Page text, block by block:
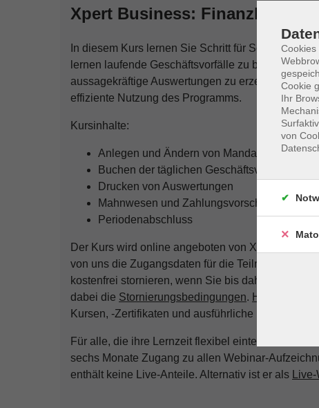
Xpert Business:
In diesem Kurs lernen Sie Schritt für Schritt die
lernen laufende Geschäftsvorfälle zu buchen,
aussagekräftige Auswertungen zu erzeugen. An
effiziente Nutzung des Programms.
Kursinhalte:
Anlegen und Ändern von
Buchen der täglichen Geschäftsvorfälle
Drucken von Auswertungen
Mahnwesen und Zahlungsvorschlag
Periodenabschluss
Der Kurs wird online angeboten von Xpert
von uns die Zugangsdaten für die Teilnahme. Sie
kostenfrei stornieren, wenn Sie bis dahin
dabei die Stornierungsbedingungen. Hier
finden
Kursen, -Zertifikaten und ausführliche
Für alle, die ihre Lernzeit flexibel einteilen wollen:
sechs Monate Zugang zu allen Webinar-
enthält keine Live-Anteile. Alternativ ist er als
Cookies
Cookie
Ihr
von